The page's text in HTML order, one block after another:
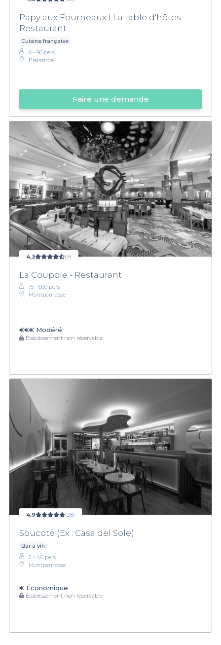
Papy aux Fourneaux I La table d'hôtes -
Restaurant
Cuisine française
6 - 90 pers.
Plaisance
Faire une demande
4,3 (9)
La Coupole - Restaurant
15 - 600 pers.
Montparnasse
€€€ Modéré
Établissement non réservable
4,9 (28)
Soucoté (Ex : Casa del Sole)
Bar à vin
2 - 40 pers.
Montparnasse
€ Économique
Établissement non réservable